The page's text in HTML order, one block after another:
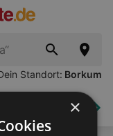
Standort: Borkum
Haus und Garten
×